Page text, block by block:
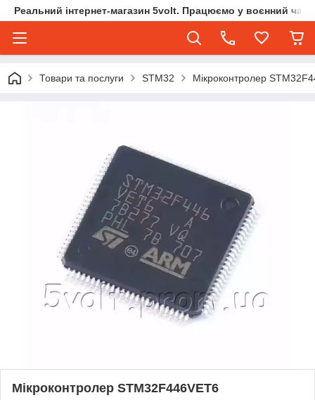
Реальний інтернет-магазин 5volt. Працюємо у воєнний
Товари та послуги STM32 Мікроконтролер
Мікроконтролер STM32F446VET6